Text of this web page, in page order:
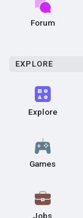
Forum
EXPLORE
Explore
Games
Jobs